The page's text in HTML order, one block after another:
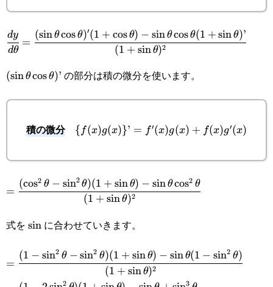
f(x)g'(x)}{\{g(x)\}^2}
\cfrac{dy}
dθ
dy
=
(1 + sinθ)2
(sinθ cosθ)′(1 + cosθ) − sinθ cosθ(1 + sinθ)’
(\sin\theta\cos\theta)’
(sinθ cosθ)’ の部分は積の微分を使います。
積の微分
\
{ f(x)g(x)}’ = f′(x)g(x) + f(x)g′(x)
=\cfrac{(\cos^2\theta-
(1+\sin\theta)-
\sin\theta\cos^2\theta}
{(1+\sin\theta)^2}
=
(1 + sinθ)2
(cos2 θ − sin2 θ)(1 + sinθ) − sinθ cos2 θ
式を \sin
sin に合わせていきます。
=\cfrac{(1-
=
(1 + sinθ)2
(1 − sin2 θ − sin2 θ)(1 + sinθ) − sinθ(1 − sin2 θ)
2 3